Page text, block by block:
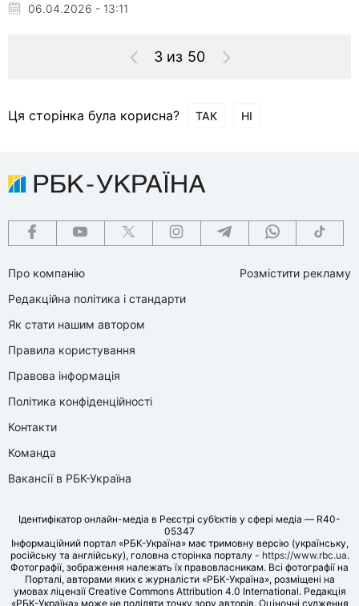
06.04.2026 - 13:11
3 из 50
Ця сторінка була корисна? ТАК НІ
Про компанію
Редакційна політика і стандарти
Як стати нашим автором
Правила користування
Правова інформація
Політика конфіденційності
Контакти
Команда
Вакансії в РБК-Україна
Розмістити рекламу
Ідентифікатор онлайн-медіа в Реєстрі суб’єктів у сфері медіа — R40-
05347
Інформаційний портал «РБК-Україна» має тримовну версію (українську,
російську та англійську), головна сторінка порталу - https://www.rbc.ua.
Фотографії, зображення належать їх правовласникам. Всі фотографії на
Порталі, авторами яких є журналісти «РБК-Україна», розміщені на
умовах ліцензії Creative Commons Attribution 4.0 International. Редакція
«РБК-Україна» може не поділяти точку зору авторів. Оціночні судження